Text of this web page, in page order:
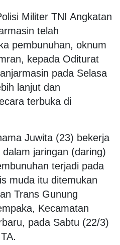
Militer TNI Angkatan
telah
pembunuhan, oknum
kepada Oditurat
pada Selasa
lanjut dan
terbuka di
Juwita (23) bekerja
jaringan (daring)
terjadi pada
muda itu ditemukan
Trans Gunung
Kecamatan
pada Sabtu (22/3)